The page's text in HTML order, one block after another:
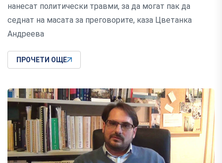
нанесат политически травми, за да могат пак да
седнат на масата за преговорите, каза Цветанка
Андреева
ПРОЧЕТИ ОЩЕ